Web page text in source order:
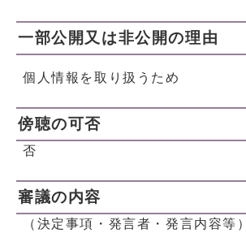
一部公開又は非公開の理由
個人情報を取り扱うため
傍聴の可否
否
審議の内容
（決定事項・発言者・発言内容等）